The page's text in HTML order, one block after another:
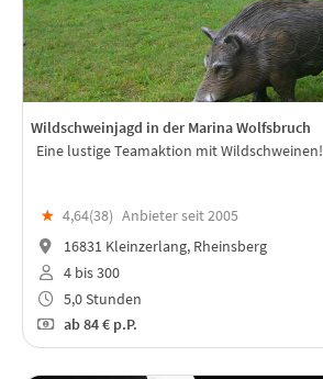
Wildschweinjagd in der Marina Wolfsbruch
Eine lustige Teamaktion mit Wildschweinen!
★ 4,64(38) Anbieter seit 2005
16831 Kleinzerlang, Rheinsberg
4 bis 300
5,0 Stunden
ab84 € p.P.